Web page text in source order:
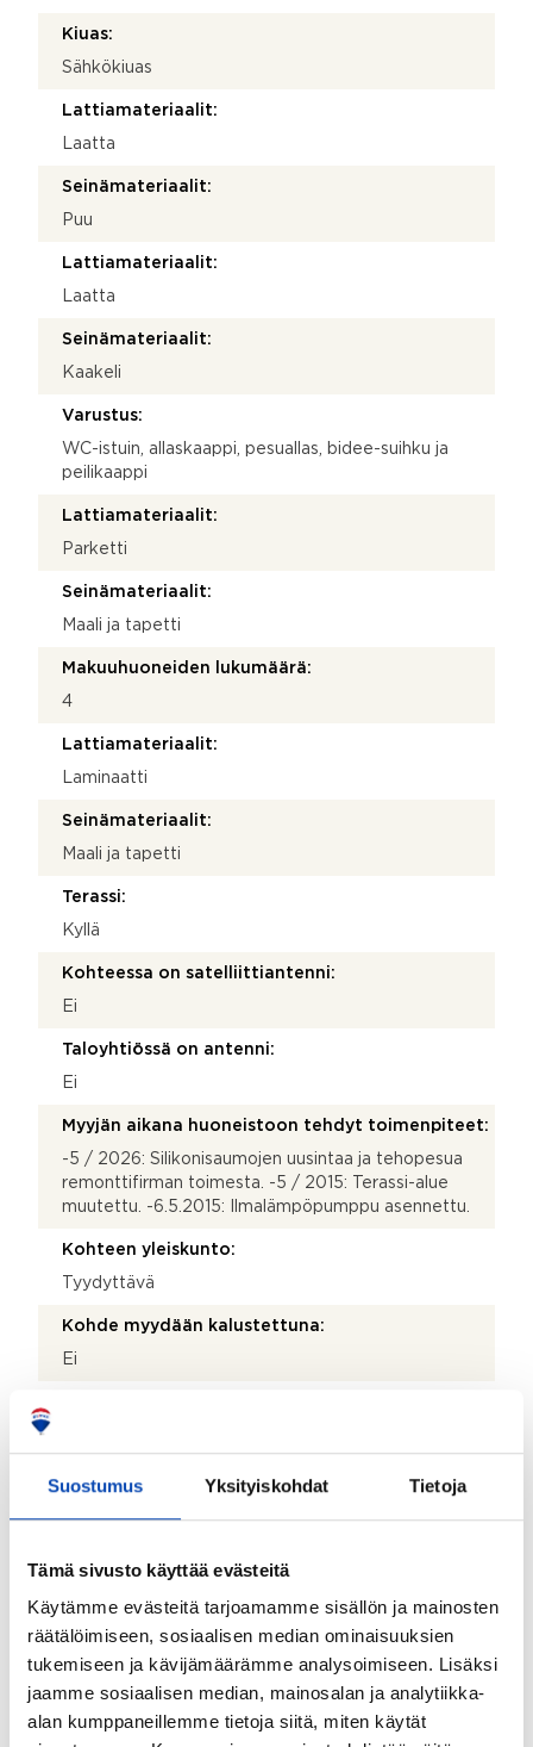
Suostumus Yksityiskohdat Tietoja
Tämä sivusto käyttää evästeitä
Käytämme evästeitä tarjoamamme sisällön ja mainosten
räätälöimiseen, sosiaalisen median ominaisuuksien
tukemiseen ja kävijämäärämme analysoimiseen. Lisäksi
jaamme sosiaalisen median, mainosalan ja analytiikka-
alan kumppaneillemme tietoja siitä, miten käytät
Kiuas:
Sähkökiuas
Lattiamateriaalit:
Laatta
Seinämateriaalit:
Puu
Lattiamateriaalit:
Laatta
Seinämateriaalit:
Kaakeli
Varustus:
WC-istuin, allaskaappi, pesuallas, bidee-suihku ja
peilikaappi
Lattiamateriaalit:
Parketti
Seinämateriaalit:
Maali ja tapetti
Makuuhuoneiden lukumäärä:
4
Lattiamateriaalit:
Laminaatti
Seinämateriaalit:
Maali ja tapetti
Terassi:
Kyllä
Kohteessa on satelliittiantenni:
Ei
Taloyhtiössä on antenni:
Ei
Myyjän aikana huoneistoon tehdyt toimenpiteet:
-5 / 2026: Silikonisaumojen uusintaa ja tehopesua
remonttifirman toimesta. -5 / 2015: Terassi-alue
muutettu. -6.5.2015: Ilmalämpöpumppu asennettu.
Kohteen yleiskunto:
Tyydyttävä
Kohde myydään kalustettuna:
Ei
Taloyhtiö
Taloyhtiön nimi:
Asunto-oy Läksyrinne 27-29
Taloyhtiön Y-tunnus:
Kiinteistönhoidosta vastaa:
Huoltoyhtiö
Isännöitsijätoimisto: